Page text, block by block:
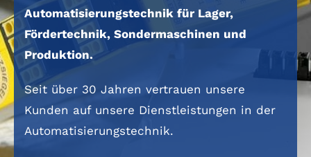
Automatisierungs­technik für Lager,
Fördertechnik, Sondermaschinen und
Produktion.
Seit über 30 Jahren vertrauen unsere
Kunden auf unsere Dienstleistungen in der
Automatisierungstechnik.